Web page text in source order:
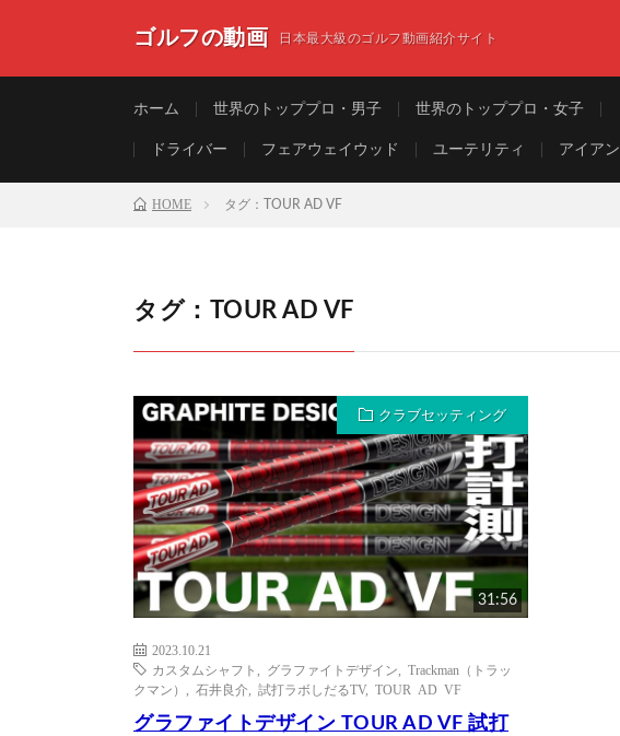
ゴルフの動画 日本最大級のゴルフ動画紹介サイト
ホーム 世界のトッププロ・男子 世界のトッププロ・女子
ドライバー フェアウェイウッド ユーテリティ アイアン
HOME タグ：TOUR AD VF
タグ：TOUR AD VF
クラブセッティング
31:56
2023.10.21
カスタムシャフト
グラファイトデザイン
Trackman（トラッ
クマン）
石井良介 試打ラボしだるTV, TOUR AD VF
グラファイトデザイン TOUR AD VF 試打